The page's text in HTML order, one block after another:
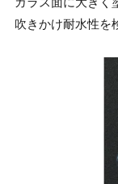
吹きかけ耐水性を